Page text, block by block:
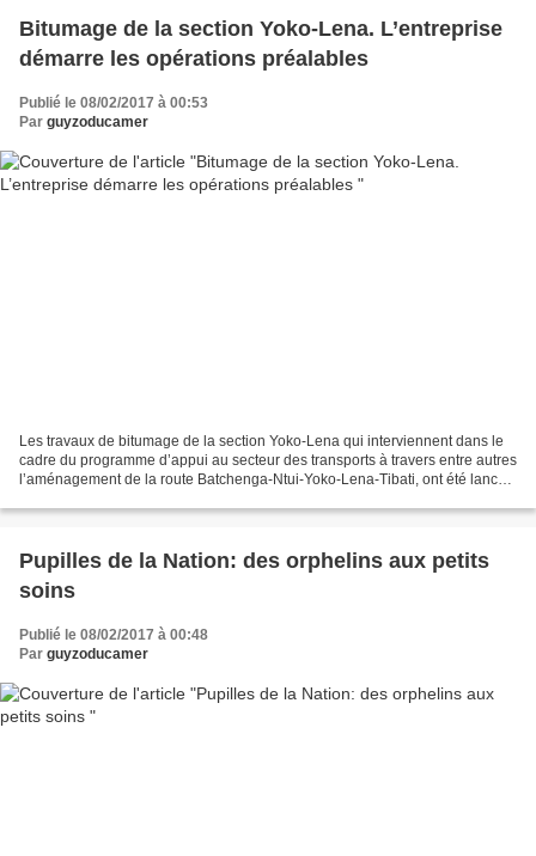
Bitumage de la section Yoko-Lena. L’entreprise
démarre les opérations préalables
Publié le 08/02/2017 à 00:53
Par guyzoducamer
Les travaux de bitumage de la section Yoko-Lena qui interviennent dans le
cadre du programme d’appui au secteur des transports à travers entre autres
l’aménagement de la route Batchenga-Ntui-Yoko-Lena-Tibati, ont été lancés
Pupilles de la Nation: des orphelins aux petits
soins
Publié le 08/02/2017 à 00:48
Par guyzoducamer